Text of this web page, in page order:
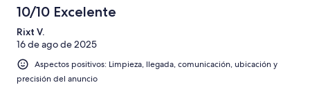
10/10 Excelente
Rixt V.
16 de ago de 2025
Aspectos positivos: Limpieza, llegada, comunicación, ubicación y
precisión del anuncio